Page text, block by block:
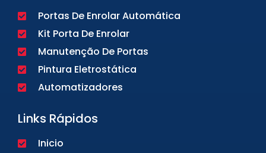
Portas De Enrolar Automática
Kit Porta De Enrolar
Manutenção De Portas
Pintura Eletrostática
Automatizadores
Links Rápidos
Inicio